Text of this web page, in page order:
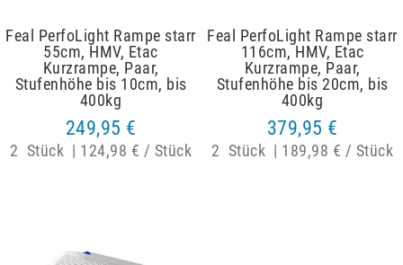
Feal PerfoLight Rampe starr
55cm, HMV, Etac
Kurzrampe, Paar,
Stufenhöhe bis 10cm, bis
400kg
249,95 €
2 Stück | 124,98 € / Stück
Feal PerfoLight Rampe starr
116cm, HMV, Etac
Kurzrampe, Paar,
Stufenhöhe bis 20cm, bis
400kg
379,95 €
2 Stück | 189,98 € / Stück